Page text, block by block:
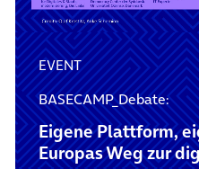
EVENT
BASECAMP_Debate:
Eigene Plattform,
Europas Weg zur